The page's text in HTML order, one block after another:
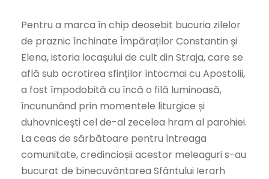
Pentru a marca în chip deosebit bucuria zilelor
de praznic închinate Împăraților Constantin și
Elena, istoria locașului de cult din Straja, care se
află sub ocrotirea sfinților întocmai cu Apostolii,
a fost împodobită cu încă o filă luminoasă,
încununând prin momentele liturgice și
duhovnicești cel de-al zecelea hram al parohiei.
La ceas de sărbătoare pentru întreaga
comunitate, credincioșii acestor meleaguri s-au
bucurat de binecuvântarea Sfântului Ierarh